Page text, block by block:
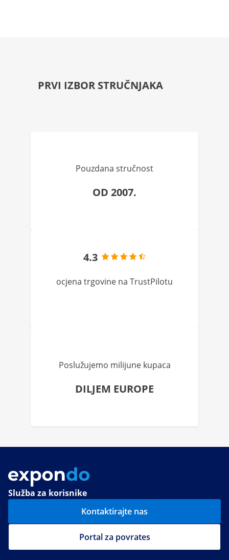
PRVI IZBOR STRUČNJAKA
Pouzdana stručnost
OD 2007.
4.3
ocjena trgovine na TrustPilotu
Poslužujemo milijune kupaca
DILJEM EUROPE
Služba za korisnike
Kontaktirajte nas
Portal za povrates